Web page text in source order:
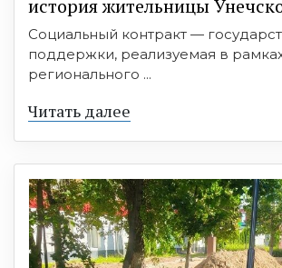
история жительницы
Социальный контракт —
поддержки, реализуемая в
регионального ...
Читать далее